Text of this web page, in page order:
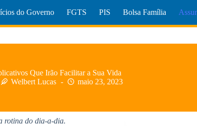
do Governo FGTS PIS Bolsa Família
Que Irão Facilitar a Sua Vida
Welbert Lucas
maio 23, 2023
rotina do dia-a-dia.